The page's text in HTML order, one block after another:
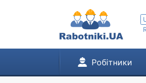
Робітники